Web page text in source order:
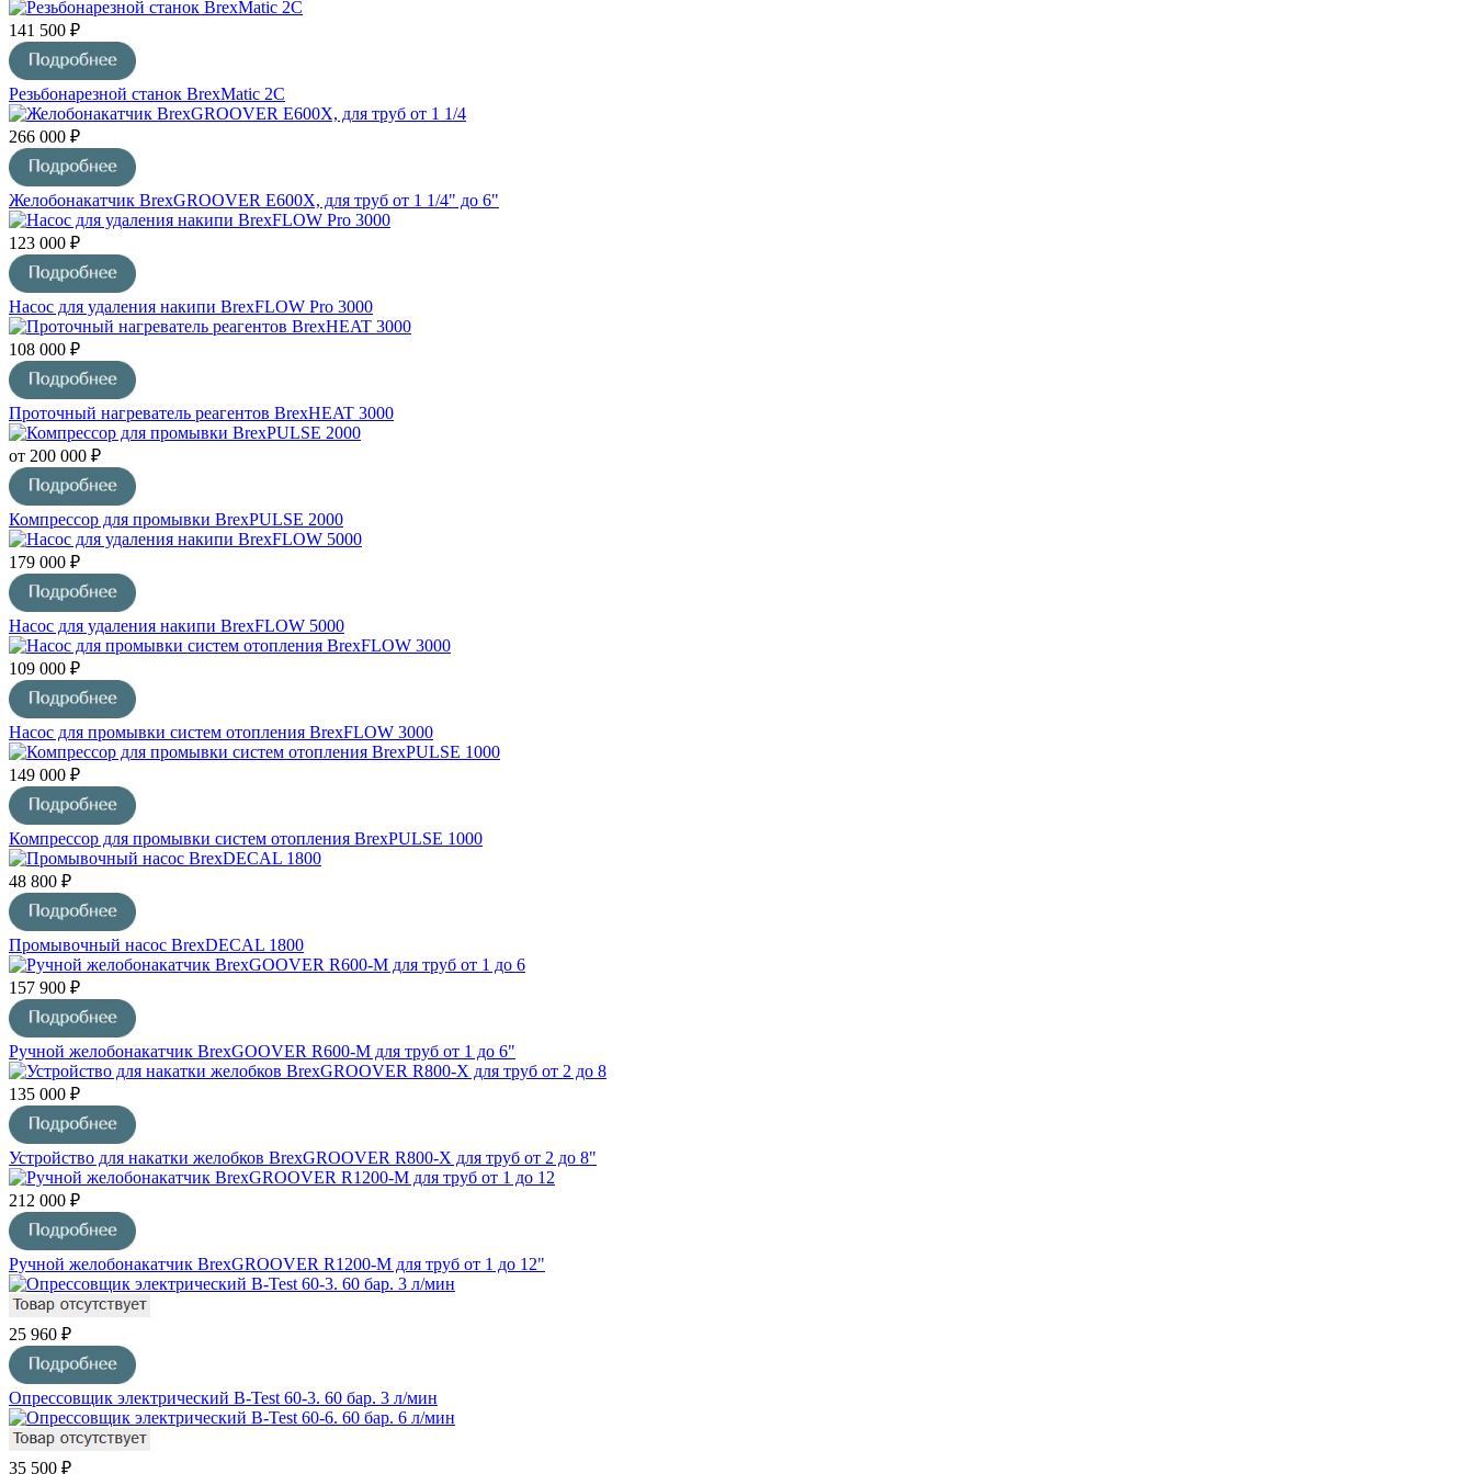
141 500 ₽
Резьбонарезной станок BrexMatic 2C
266 000 ₽
Желобонакатчик BrexGROOVER E600Х, для труб от 1 1/4" до 6"
123 000 ₽
Насос для удаления накипи BrexFLOW Pro 3000
108 000 ₽
Проточный нагреватель реагентов BrexHEAT 3000
от 200 000 ₽
Компрессор для промывки BrexPULSE 2000
179 000 ₽
Насос для удаления накипи BrexFLOW 5000
109 000 ₽
Насос для промывки систем отопления BrexFLOW 3000
149 000 ₽
Компрессор для промывки систем отопления BrexPULSE 1000
48 800 ₽
Промывочный насос BrexDECAL 1800
157 900 ₽
Ручной желобонакатчик BrexGOOVER R600-M для труб от 1 до 6"
135 000 ₽
Устройство для накатки желобков BrexGROOVER R800-X для труб от 2 до 8"
212 000 ₽
Ручной желобонакатчик BrexGROOVER R1200-M для труб от 1 до 12"
25 960 ₽
Опрессовщик электрический B-Test 60-3. 60 бар. 3 л/мин
35 500 ₽